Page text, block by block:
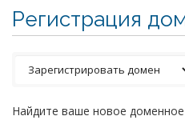
Регистрация
Найдите ваше новое